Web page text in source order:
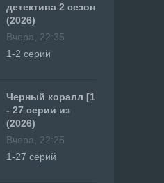
детектива 2 сезон
(2026)
Вчера, 22:35
1-2 серий
Черный коралл [1
- 27 серии из
(2026)
Вчера, 22:25
1-27 серий